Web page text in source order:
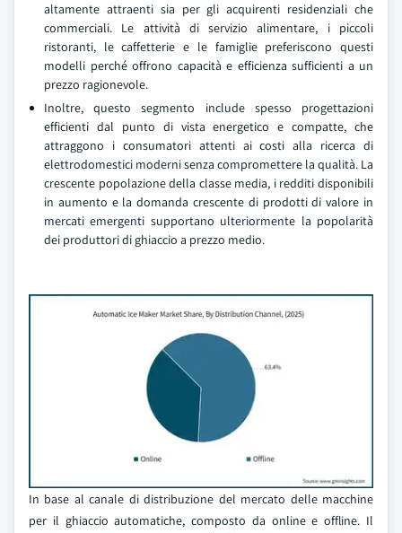
altamente attraenti sia per gli acquirenti residenziali che
commerciali. Le attività di servizio alimentare, i piccoli
ristoranti, le caffetterie e le famiglie preferiscono questi
modelli perché offrono capacità e efficienza sufficienti a un
prezzo ragionevole.
Inoltre, questo segmento include spesso progettazioni
efficienti dal punto di vista energetico e compatte, che
attraggono i consumatori attenti ai costi alla ricerca di
elettrodomestici moderni senza compromettere la qualità. La
crescente popolazione della classe media, i redditi disponibili
in aumento e la domanda crescente di prodotti di valore in
mercati emergenti supportano ulteriormente la popolarità
dei produttori di ghiaccio a prezzo medio.
In base al canale di distribuzione del mercato delle macchine
per il ghiaccio automatiche, composto da online e offline. Il